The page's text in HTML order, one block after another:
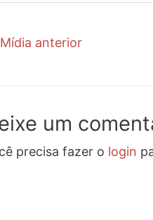
Mídia anterior
um
precisa fazer o login